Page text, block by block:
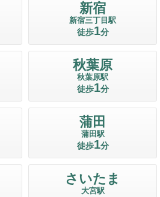
新宿
新宿三丁目駅
徒歩1分
秋葉原
秋葉原駅
徒歩1分
蒲田
蒲田駅
徒歩1分
さいたま
大宮駅